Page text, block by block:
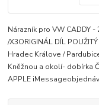
Nárazník pro VW CADDY -
/X3ORIGINÁL DÍL
Hradec Králove /
Kněžnou a okolí- dobírka
APPLE